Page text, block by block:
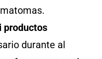
productos
durante al